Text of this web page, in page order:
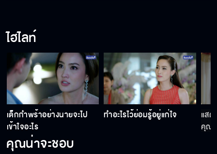
ผมจะรับผิดชอบเอง
ไฮไลท์
เด็กกำพร้าอย่างนายจะไป
เข้าใจอะไร
ทำอะไรไว้ย่อมรู้อยู่แก่ใจ
แส
คุณ
คุณน่าจะชอบ